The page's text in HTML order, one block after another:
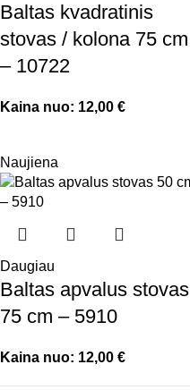
Baltas kvadratinis
stovas / kolona 75 cm
– 10722
Kaina nuo: 12,00 €
Naujiena
Daugiau
Baltas apvalus stovas
75 cm – 5910
Kaina nuo: 12,00 €